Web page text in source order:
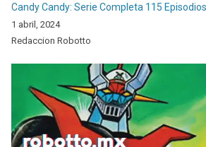
Candy Candy: Serie Completa 115
1 abril, 2024
Redaccion Robotto